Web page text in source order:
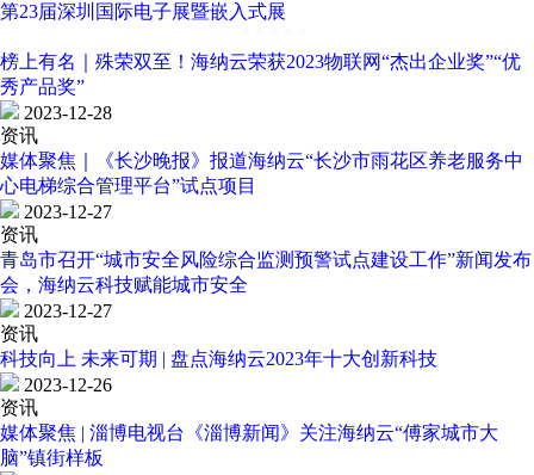
第23届深圳国际电子展暨嵌入式展
榜上有名｜殊荣双至！海纳云荣获2023物联网“杰出企业奖”“优
秀产品奖”
2023-12-28
资讯
媒体聚焦｜《长沙晚报》报道海纳云“长沙市雨花区养老服务中
心电梯综合管理平台”试点项目
2023-12-27
资讯
青岛市召开“城市安全风险综合监测预警试点建设工作”新闻发布
会，海纳云科技赋能城市安全
2023-12-27
资讯
科技向上 未来可期 | 盘点海纳云2023年十大创新科技
2023-12-26
资讯
媒体聚焦 | 淄博电视台《淄博新闻》关注海纳云“傅家城市大
脑”镇街样板